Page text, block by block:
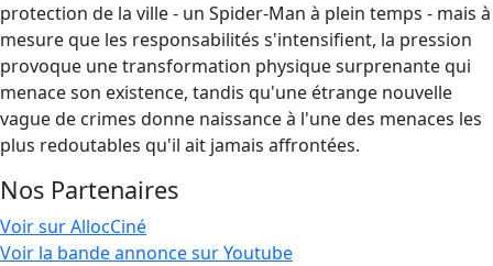
protection de la ville - un Spider-Man à plein temps - mais à
mesure que les responsabilités s'intensifient, la pression
provoque une transformation physique surprenante qui
menace son existence, tandis qu'une étrange nouvelle
vague de crimes donne naissance à l'une des menaces les
plus redoutables qu'il ait jamais affrontées.
Nos Partenaires
Voir sur AllocCiné
Voir la bande annonce sur Youtube